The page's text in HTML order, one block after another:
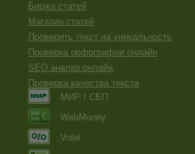
Биржа статей
Магазин статей
Проверить текст на уникальность
Проверка орфографии онлайн
SEO анализ онлайн
Проверка качества текста
МИР / СБП
WebMoney
Volet